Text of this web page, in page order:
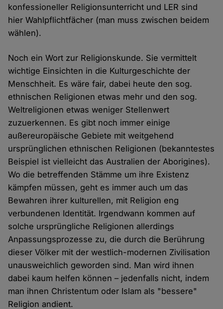
konfessioneller Religionsunterricht und LER sind
hier Wahlpflichtfächer (man muss zwischen beidem
wählen).
Noch ein Wort zur Religionskunde. Sie vermittelt
wichtige Einsichten in die Kulturgeschichte der
Menschheit. Es wäre fair, dabei heute den sog.
ethnischen Religionen etwas mehr und den sog.
Weltreligionen etwas weniger Stellenwert
zuzuerkennen. Es gibt noch immer einige
außereuropäische Gebiete mit weitgehend
ursprünglichen ethnischen Religionen (bekanntestes
Beispiel ist vielleicht das Australien der Aborigines).
Wo die betreffenden Stämme um ihre Existenz
kämpfen müssen, geht es immer auch um das
Bewahren ihrer kulturellen, mit Religion eng
verbundenen Identität. Irgendwann kommen auf
solche ursprüngliche Religionen allerdings
Anpassungsprozesse zu, die durch die Berührung
dieser Völker mit der westlich-modernen Zivilisation
unausweichlich geworden sind. Man wird ihnen
dabei kaum helfen können – jedenfalls nicht, indem
man ihnen Christentum oder Islam als "bessere"
Religion andient.